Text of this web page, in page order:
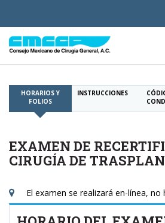
HORARIOS Y
FOLIOS
INSTRUCCIONES
EXAMEN DE
CIRUGÍA DE
El examen se realizará en-línea, no